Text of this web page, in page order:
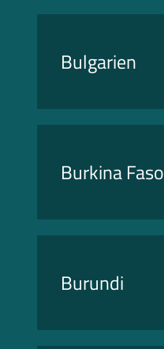
Bulgarien
Burkina Faso
Burundi